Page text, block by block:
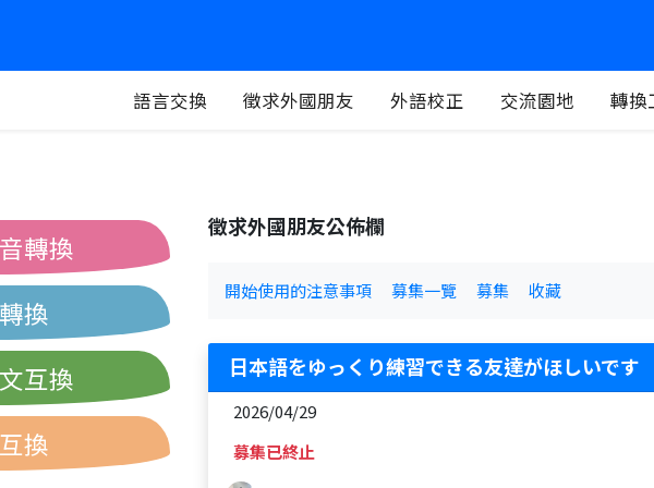
語言交換 徵求外國朋友 外語校正 交流園地 轉換
徵求外國朋友公佈欄
開始使用的注意事項 募集一覽 募集 收藏
日本語をゆっくり練習できる友達がほしいです
2026/04/29
募集已終止
轉換
換
互換
換